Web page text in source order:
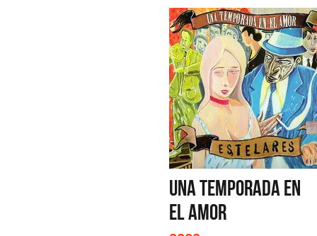
UNA TEMPORADA EN
EL AMOR